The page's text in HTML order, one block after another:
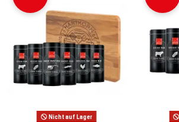
Nicht auf Lager